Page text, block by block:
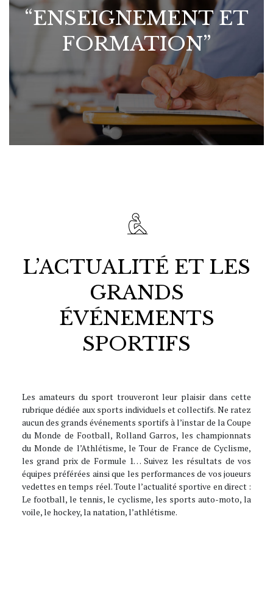
“ENSEIGNEMENT ET
FORMATION”
L’ACTUALITÉ ET LES
GRANDS
ÉVÉNEMENTS
SPORTIFS
Les amateurs du sport trouveront leur plaisir dans cette
rubrique dédiée aux sports individuels et collectifs. Ne ratez
aucun des grands événements sportifs à l’instar de la Coupe
du Monde de Football, Rolland Garros, les championnats
du Monde de l’Athlétisme, le Tour de France de Cyclisme,
les grand prix de Formule 1… Suivez les résultats de vos
équipes préférées ainsi que les performances de vos joueurs
vedettes en temps réel. Toute l’actualité sportive en direct :
Le football, le tennis, le cyclisme, les sports auto-moto, la
voile, le hockey, la natation, l’athlétisme.